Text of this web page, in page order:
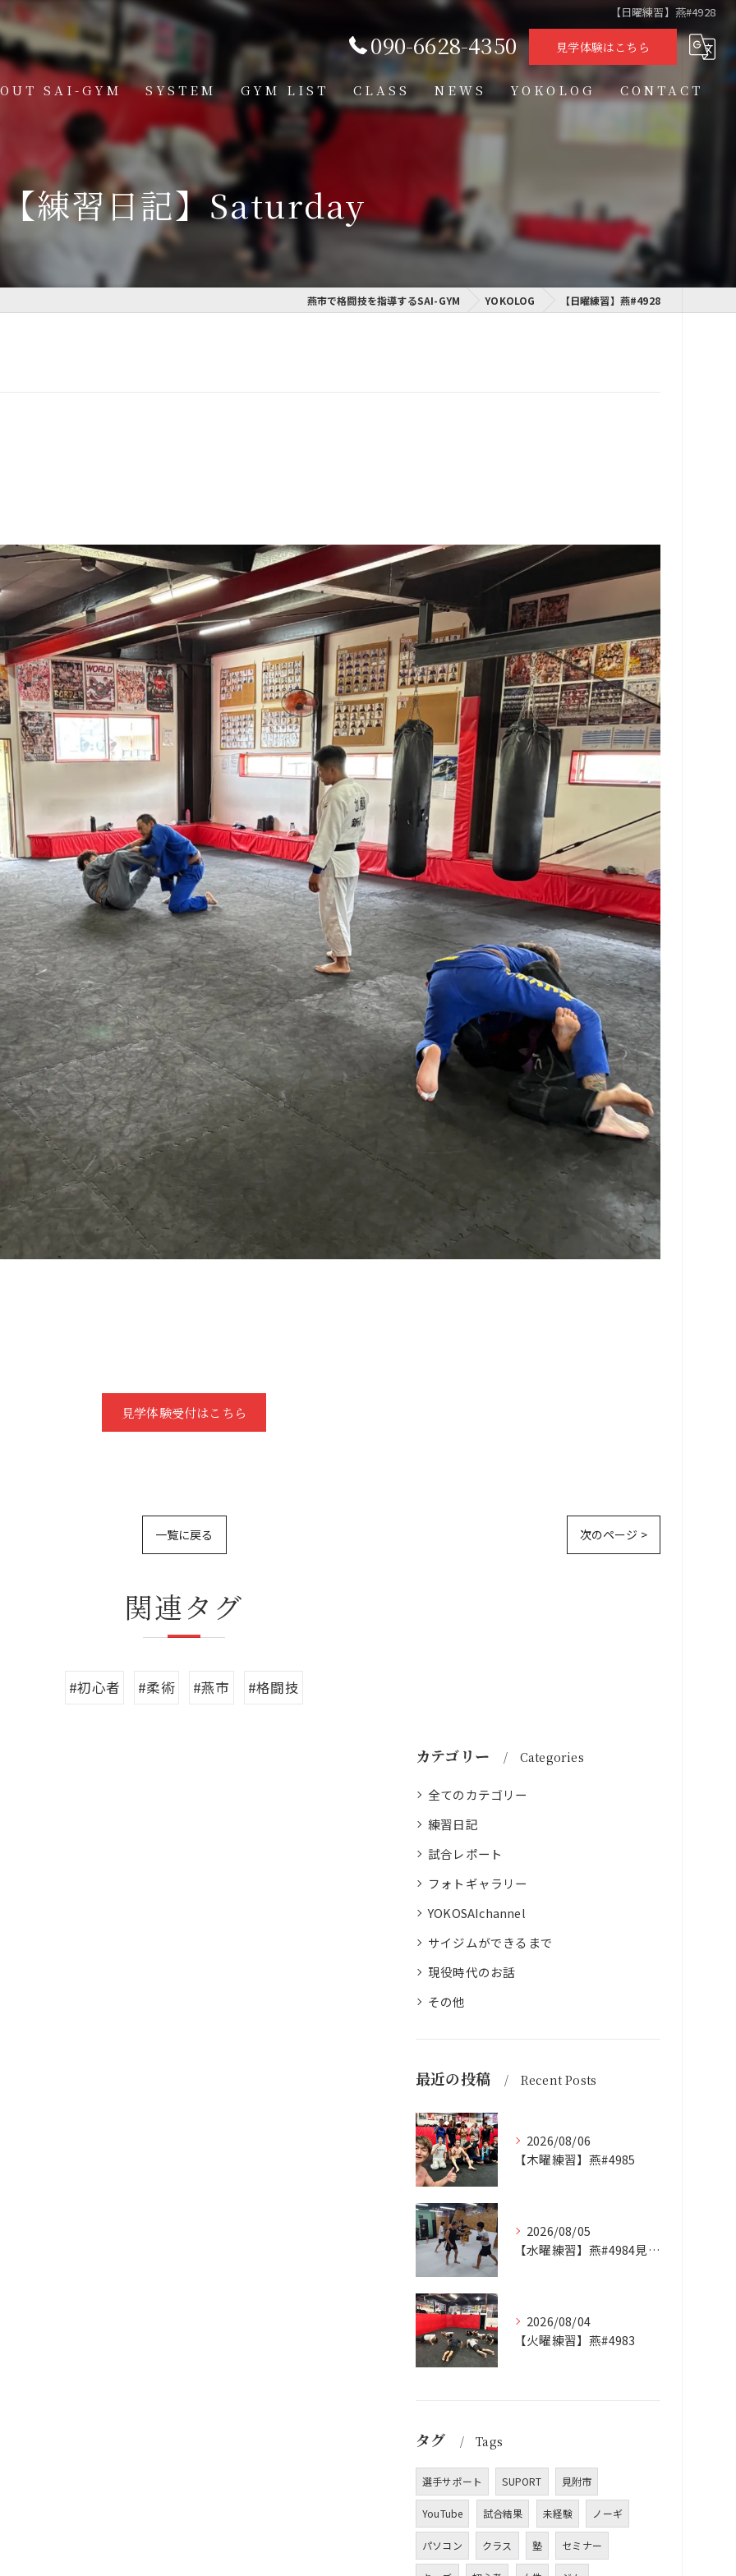
【日曜練習】燕#4928
090-6628-4350 見学体験はこちら
SAI-GYM SYSTEM GYM LIST
燕道場
CLASS
格闘技クラス
通信制高校学習センター
NEWS YOKOLOG CONTACT
【練習日記】Saturday
燕市で格闘技を指導するSAI-GYM YOKOLOG 【日曜練習】燕#4928
見学体験受付はこちら
一覧に戻る 次のページ >
関連タグ
#初心者 #柔術 #燕市 #格闘技
カテゴリー Categories
全てのカテゴリー
練習日記
試合レポート
フォトギャラリー
YOKOSAIchannel
サイジムができるまで
現役時代のお話
その他
最近の投稿 Recent Posts
2026/08/06
【木曜練習】燕#4985
2026/08/05
【水曜練習】燕#4984見附#492
2026/08/04
【火曜練習】燕#4983
タグ Tags
選手サポート SUPORT 見附市
YouTube 試合結果 未経験 ノーギ
パソコン クラス 塾 セミナー